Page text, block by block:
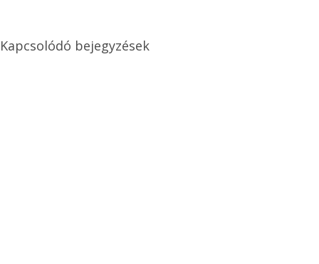
Kapcsolódó bejegyzések